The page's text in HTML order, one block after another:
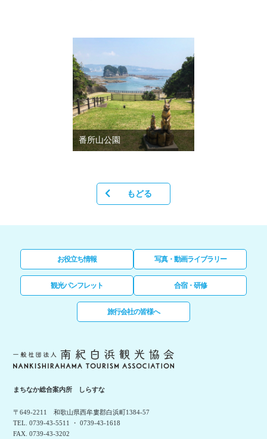
番所山公園
もどる
お役立ち情報 写真・動画ライブラリー
観光パンフレット 合宿・研修
旅行会社の皆様へ
まちなか総合案内所 しらすな
〒649-2211 和歌山県西牟婁郡白浜町1384-57
TEL. 0739-43-5511 ・ 0739-43-1618
FAX. 0739-43-3202